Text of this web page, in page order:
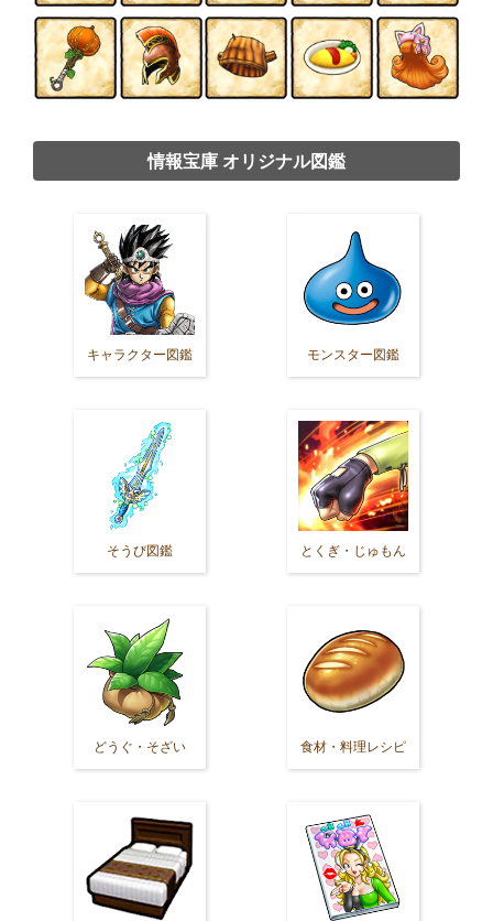
情報宝庫 オリジナル図鑑
キャラクター図鑑 モンスター図鑑
そうび図鑑 とくぎ・じゅもん
どうぐ・そざい 食材・料理レシピ